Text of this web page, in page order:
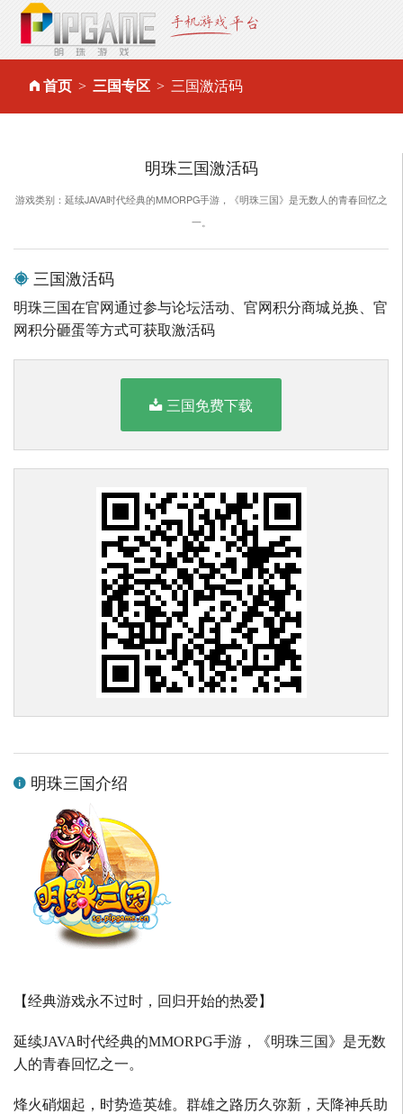
首页 三国专区 三国激活码
明珠三国激活码
游戏类别：延续JAVA时代经典的MMORPG手游，《明珠三国》是无数人的青春回忆之
一。
三国激活码
明珠三国在官网通过参与论坛活动、官网积分商城兑换、官
网积分砸蛋等方式可获取激活码
三国免费下载
明珠三国介绍
【经典游戏永不过时，回归开始的热爱】
延续JAVA时代经典的MMORPG手游，《明珠三国》是无数
人的青春回忆之一。
烽火硝烟起，时势造英雄。群雄之路历久弥新，天降神兵助